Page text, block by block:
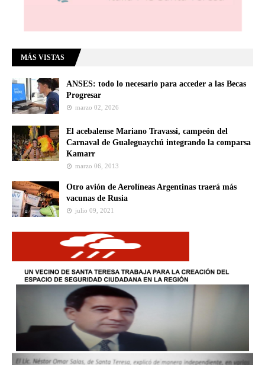
MÁS VISTAS
ANSES: todo lo necesario para acceder a las Becas
Progresar
marzo 02, 2026
El acebalense Mariano Travassi, campeón del
Carnaval de Gualeguaychú integrando la comparsa
Kamarr
marzo 06, 2013
Otro avión de Aerolíneas Argentinas traerá más
vacunas de Rusia
julio 09, 2021